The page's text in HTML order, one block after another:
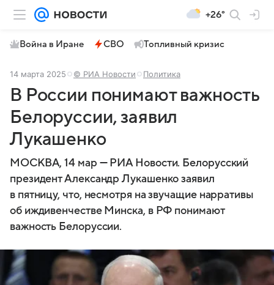
+26°
Война в Иране СВО Топливный кризис
14 марта 2025 © РИА Новости Политика
В России понимают важность
Белоруссии, заявил
Лукашенко
МОСКВА, 14 мар — РИА Новости. Белорусский
президент Александр Лукашенко заявил
в пятницу, что, несмотря на звучащие нарративы
об иждивенчестве Минска, в РФ понимают
важность Белоруссии.